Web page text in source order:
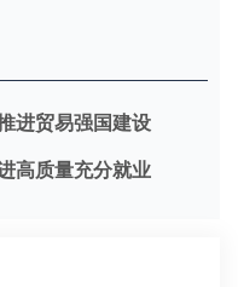
进贸易强国建设
高质量充分就业